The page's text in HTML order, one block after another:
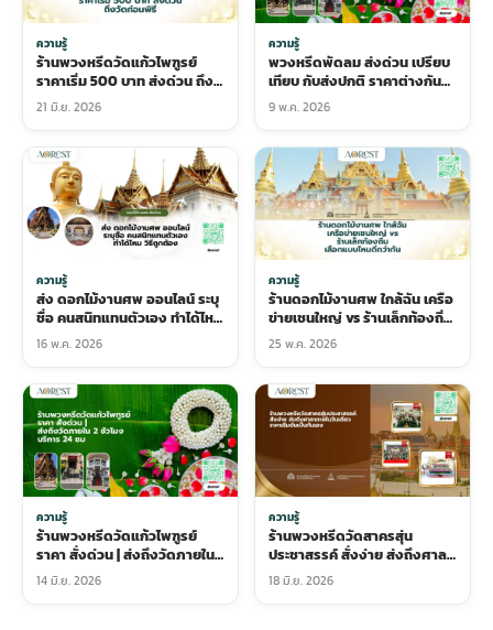
ความรู้
ร้านพวงหรีดวัดแก้วไพฑูรย์
ราคาเริ่ม 500 บาท ส่งด่วน ถึง
วัดก่อนพิธี
21 มิ.ย. 2026
ความรู้
พวงหรีดพัดลม ส่งด่วน เปรียบ
เทียบ กับส่งปกติ ราคาต่างกัน
เท่าไหร่และคุ้มไหม
9 พ.ค. 2026
ความรู้
ส่ง ดอกไม้งานศพ ออนไลน์ ระบุ
ชื่อ คนสนิทแทนตัวเอง ทำได้ไหม
วิธีถูกต้อง
16 พ.ค. 2026
ความรู้
ร้านดอกไม้งานศพ ใกล้ฉัน เครือ
ข่ายเชนใหญ่ vs ร้านเล็กท้องถิ่น
เลือกแบบไหนดีกว่ากัน
25 พ.ค. 2026
ความรู้
ร้านพวงหรีดวัดแก้วไพฑูรย์
ราคา สั่งด่วน | ส่งถึงวัดภายใน
2 ชั่วโมง บริการ 24 ชม
14 มิ.ย. 2026
ความรู้
ร้านพวงหรีดวัดสาครสุ่น
ประชาสรรค์ สั่งง่าย ส่งถึงศาลา
ภายในวันเดียว ราคาเริ่มต้นเป็น
กันเอง
18 มิ.ย. 2026